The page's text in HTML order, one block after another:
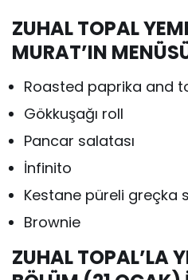
ZUHAL TOPAL
MURAT’IN
Roasted paprika and
Gökkuşağı roll
Pancar salatası
İnfinito
Kestane püreli greçka
Brownie
ZUHAL TOPAL’LA